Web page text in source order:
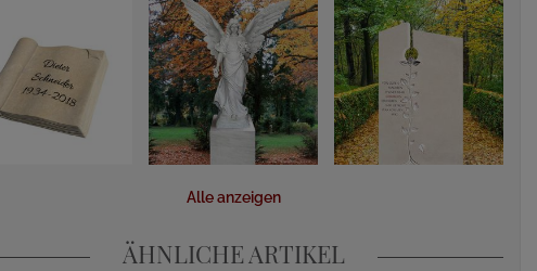
Alle anzeigen
ÄHNLICHE ARTIKEL